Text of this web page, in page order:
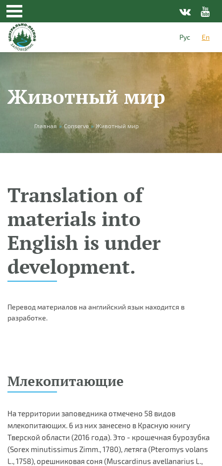
Skip to main content
Рус
En
Животный мир
You are here
Главная » Conserve » Животный мир
Translation of
materials into
English is under
development.
Перевод материалов на английский язык находится в
разработке.
Млекопитающие
На территории заповедника отмечено 58 видов
млекопитающих. 6 из них занесено в Красную книгу
Тверской области (2016 года). Это - крошечная бурозубка
(Sorex minutissimus Zimm., 1780), летяга (Pteromys volans
L., 1758), орешниковая соня (Muscardinus avellanarius L.,